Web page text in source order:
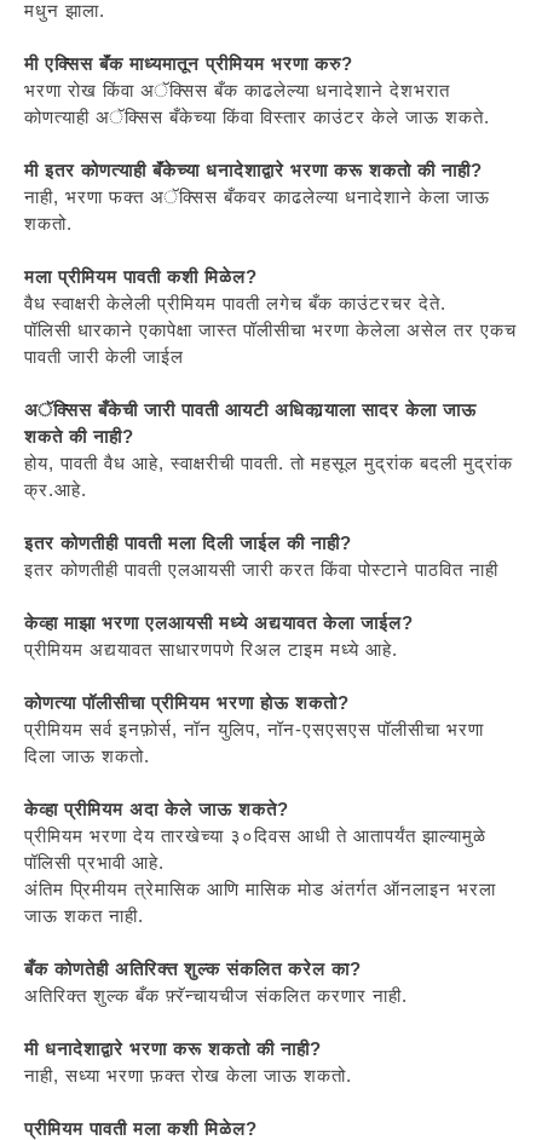
मधुन झाला.
मी एक्सिस बॅंक माध्यमातून प्रीमियम भरणा करु?
भरणा रोख किंवा अॅक्सिस बँक काढलेल्या धनादेशाने देशभरात
कोणत्याही अॅक्सिस बँकेच्या किंवा विस्तार काउंटर केले जाऊ शकते.
मी इतर कोणत्याही बॅंकेच्या धनादेशाद्वारे भरणा करू शकतो की नाही?
नाही, भरणा फक्त अॅक्सिस बँकवर काढलेल्या धनादेशाने केला जाऊ
शकतो.
मला प्रीमियम पावती कशी मिळेल?
वैध स्वाक्षरी केलेली प्रीमियम पावती लगेच बँक काउंटरचर देते.
पॉलिसी धारकाने एकापेक्षा जास्त पॉलीसीचा भरणा केलेला असेल तर एकच
पावती जारी केली जाईल
अॅक्सिस बँकेची जारी पावती आयटी अधिकार्‍याला सादर केला जाऊ
शकते की नाही?
होय, पावती वैध आहे, स्वाक्षरीची पावती. तो महसूल मुद्रांक बदली मुद्रांक
क्र.आहे.
इतर कोणतीही पावती मला दिली जाईल की नाही?
इतर कोणतीही पावती एलआयसी जारी करत किंवा पोस्टाने पाठवित नाही
केव्हा माझा भरणा एलआयसी मध्ये अद्ययावत केला जाईल?
प्रीमियम अद्ययावत साधारणपणे रिअल टाइम मध्ये आहे.
कोणत्या पॉलीसीचा प्रीमियम भरणा होऊ शकतो?
प्रीमियम सर्व इनफ़ोर्स, नॉन युलिप, नॉन-एसएसएस पॉलीसीचा भरणा
दिला जाऊ शकतो.
केव्हा प्रीमियम अदा केले जाऊ शकते?
प्रीमियम भरणा देय तारखेच्या ३०दिवस आधी ते आतापर्यंत झाल्यामुळे
पॉलिसी प्रभावी आहे.
अंतिम प्रिमीयम त्रेमासिक आणि मासिक मोड अंतर्गत ऑनलाइन भरला
जाऊ शकत नाही.
बँक कोणतेही अतिरिक्त शुल्क संकलित करेल का?
अतिरिक्त शुल्क बँक फ़्रॅन्चायचीज संकलित करणार नाही.
मी धनादेशाद्वारे भरणा करू शकतो की नाही?
नाही, सध्या भरणा फ़क्त रोख केला जाऊ शकतो.
प्रीमियम पावती मला कशी मिळेल?